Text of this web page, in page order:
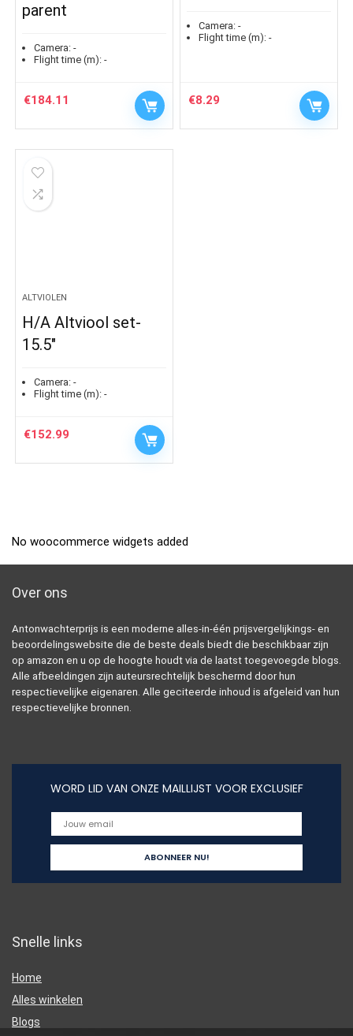
parent
Camera: -
Flight time (m): -
€184.11
Camera: -
Flight time (m): -
€8.29
ALTVIOLEN
H/A Altviool set-
15.5″
Camera: -
Flight time (m): -
€152.99
No woocommerce widgets added
Over ons
Antonwachterprijs is een moderne alles-in-één prijsvergelijkings- en
beoordelingswebsite die de beste deals biedt die beschikbaar zijn
op amazon en u op de hoogte houdt via de laatst toegevoegde blogs.
Alle afbeeldingen zijn auteursrechtelijk beschermd door hun
respectievelijke eigenaren. Alle geciteerde inhoud is afgeleid van hun
respectievelijke bronnen.
WORD LID VAN ONZE MAILLIJST VOOR EXCLUSIEF
Snelle links
Home
Alles winkelen
Blogs